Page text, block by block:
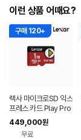
이런 상품 어때요?
구매 120+
렉사 마이크로SD 익스
프레스 카드 Play Pro
닌텐도스위치2 메모리
1TB
449,000원
무료